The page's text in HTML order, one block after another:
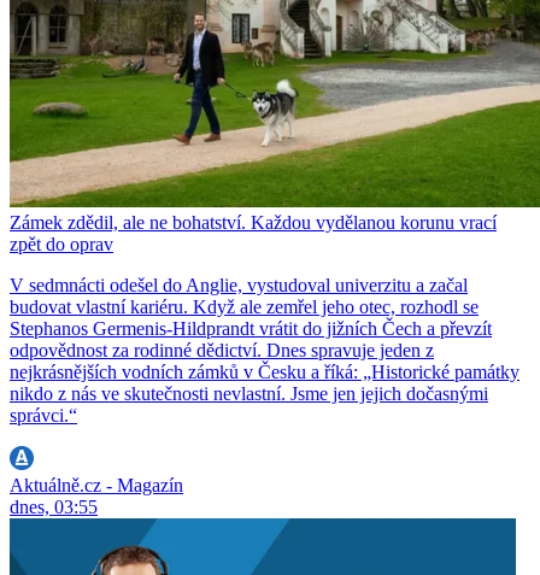
Zámek zdědil, ale ne bohatství. Každou vydělanou korunu vrací
zpět do oprav
V sedmnácti odešel do Anglie, vystudoval univerzitu a začal
budovat vlastní kariéru. Když ale zemřel jeho otec, rozhodl se
Stephanos Germenis-Hildprandt vrátit do jižních Čech a převzít
odpovědnost za rodinné dědictví. Dnes spravuje jeden z
nejkrásnějších vodních zámků v Česku a říká: „Historické památky
nikdo z nás ve skutečnosti nevlastní. Jsme jen jejich dočasnými
správci.“
Aktuálně.cz - Magazín
dnes, 03:55